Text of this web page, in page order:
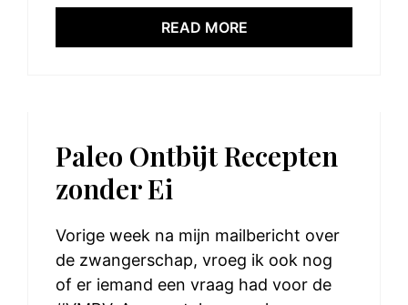
READ MORE
Paleo Ontbijt Recepten
zonder Ei
Vorige week na mijn mailbericht over
de zwangerschap, vroeg ik ook nog
of er iemand een vraag had voor de